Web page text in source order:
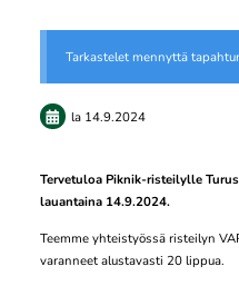
Tarkastelet mennyttä
la 14.9.2024
Tervetuloa Piknik-risteilylle
lauantaina 14.9.2024.
Teemme yhteistyössä risteilyn
varanneet alustavasti 20 lippua.